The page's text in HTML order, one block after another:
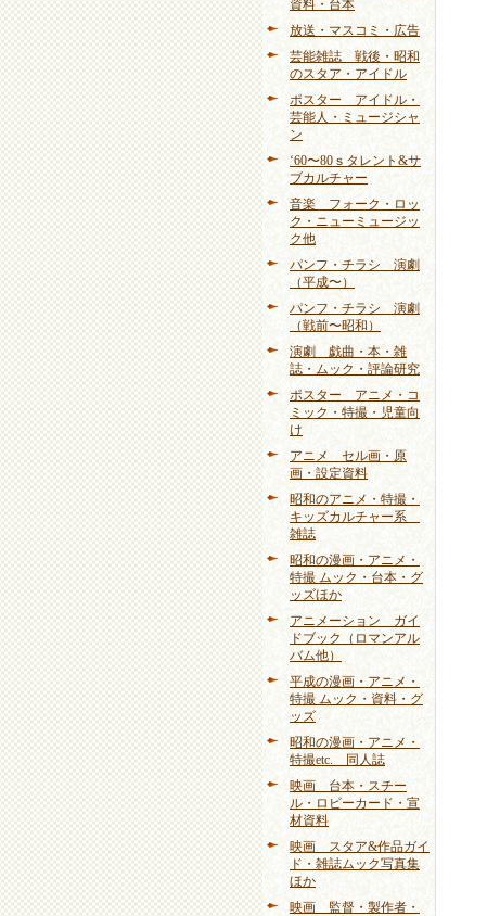
資料・台本
放送・マスコミ・広告
芸能雑誌 戦後・昭和
のスタア・アイドル
ポスター アイドル・
芸能人・ミュージシャ
ン
‘60〜80ｓタレント&サ
ブカルチャー
音楽 フォーク・ロッ
ク・ニューミュージッ
ク他
パンフ・チラシ 演劇
（平成〜）
パンフ・チラシ 演劇
（戦前〜昭和）
演劇 戯曲・本・雑
誌・ムック・評論研究
ポスター アニメ・コ
ミック・特撮・児童向
け
アニメ セル画・原
画・設定資料
昭和のアニメ・特撮・
キッズカルチャー系
雑誌
昭和の漫画・アニメ・
特撮 ムック・台本・グ
ッズほか
アニメーション ガイ
ドブック（ロマンアル
バム他）
平成の漫画・アニメ・
特撮 ムック・資料・グ
ッズ
昭和の漫画・アニメ・
特撮etc. 同人誌
映画 台本・スチー
ル・ロビーカード・宣
材資料
映画 スタア&作品ガイ
ド・雑誌ムック写真集
ほか
映画 監督・製作者・